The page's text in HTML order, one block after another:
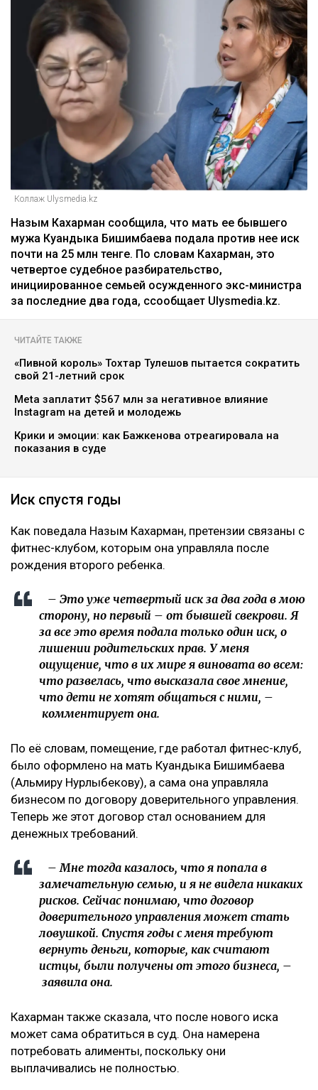
Коллаж Ulysmedia.kz
Назым Кахарман сообщила, что мать ее бывшего
мужа Куандыка Бишимбаева подала против нее иск
почти на 25 млн тенге. По словам Кахарман, это
четвертое судебное разбирательство,
инициированное семьей осужденного экс-министра
за последние два года, ссообщает Ulysmedia.kz.
ЧИТАЙТЕ ТАКЖЕ
«Пивной король» Тохтар Тулешов пытается сократить
свой 21-летний срок
Meta заплатит $567 млн за негативное влияние
Instagram на детей и молодежь
Крики и эмоции: как Бажкенова отреагировала на
показания в суде
Иск спустя годы
Как поведала Назым Кахарман, претензии связаны с
фитнес-клубом, которым она управляла после
рождения второго ребенка.
– Это уже четвертый иск за два года в мою
сторону, но первый – от бывшей свекрови. Я
за все это время подала только один иск, о
лишении родительских прав. У меня
ощущение, что в их мире я виновата во всем:
что развелась, что высказала свое мнение,
что дети не хотят общаться с ними, –
комментирует она.
По её словам, помещение, где работал фитнес-клуб,
было оформлено на мать Куандыка Бишимбаева
(Альмиру Нурлыбекову), а сама она управляла
бизнесом по договору доверительного управления.
Теперь же этот договор стал основанием для
денежных требований.
– Мне тогда казалось, что я попала в
замечательную семью, и я не видела никаких
рисков. Сейчас понимаю, что договор
доверительного управления может стать
ловушкой. Спустя годы с меня требуют
вернуть деньги, которые, как считают
истцы, были получены от этого бизнеса, –
заявила она.
Кахарман также сказала, что после нового иска
может сама обратиться в суд. Она намерена
потребовать алименты, поскольку они
выплачивались не полностью.